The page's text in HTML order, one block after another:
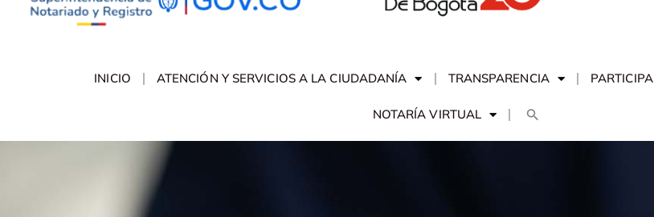
INICIO ATENCIÓN Y SERVICIOS A LA CIUDADANÍA TRANSPARENCIA PARTICIPA
NOTARÍA VIRTUAL